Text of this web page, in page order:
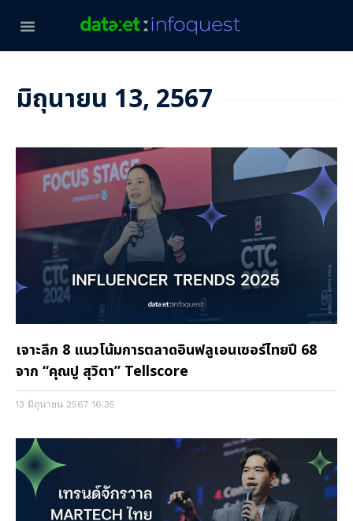
มิถุนายน 13, 2567
เจาะลึก 8 แนวโน้มการตลาดอินฟลูเอนเซอร์ไทยปี 68
จาก “คุณปู สุวิตา” Tellscore
13 มิถุนายน 2567 16:35